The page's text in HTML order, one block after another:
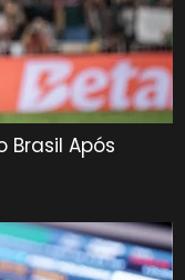
Brasil Após